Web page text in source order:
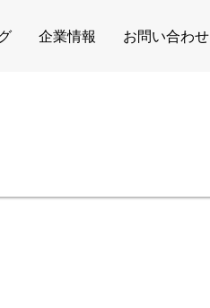
企業情報 お問い合わせ